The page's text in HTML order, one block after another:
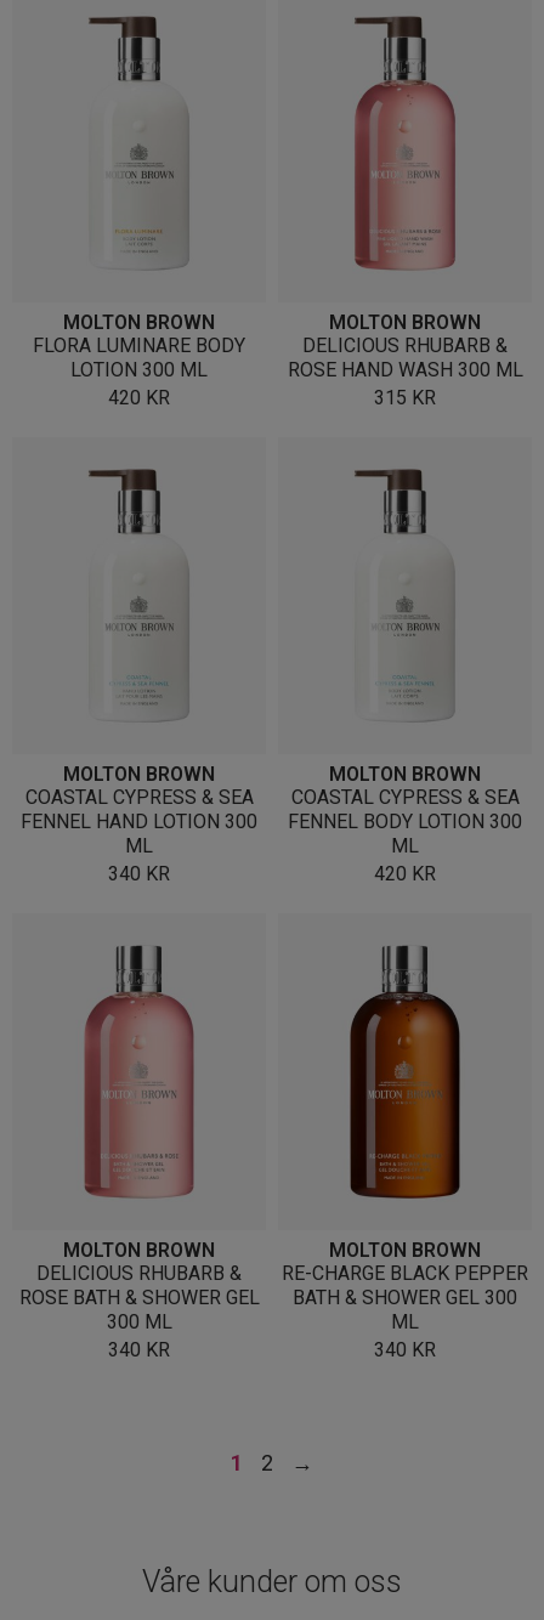
MOLTON BROWN
FLORA LUMINARE BODY
LOTION 300 ML
420 KR
MOLTON BROWN
DELICIOUS RHUBARB &
ROSE HAND WASH 300 ML
315 KR
MOLTON BROWN
COASTAL CYPRESS & SEA
FENNEL HAND LOTION 300
ML
340 KR
MOLTON BROWN
COASTAL CYPRESS & SEA
FENNEL BODY LOTION 300
ML
420 KR
MOLTON BROWN
DELICIOUS RHUBARB &
ROSE BATH & SHOWER GEL
300 ML
340 KR
MOLTON BROWN
RE-CHARGE BLACK PEPPER
BATH & SHOWER GEL 300
ML
340 KR
1 2 →
Våre kunder om oss